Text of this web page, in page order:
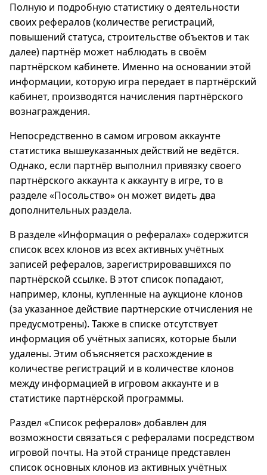
Полную и подробную статистику о деятельности
своих рефералов (количестве регистраций,
повышений статуса, строительстве объектов и так
далее) партнёр может наблюдать в своём
партнёрском кабинете. Именно на основании этой
информации, которую игра передает в партнёрский
кабинет, производятся начисления партнёрского
вознаграждения.
Непосредственно в самом игровом аккаунте
статистика вышеуказанных действий не ведётся.
Однако, если партнёр выполнил привязку своего
партнёрского аккаунта к аккаунту в игре, то в
разделе «Посольство» он может видеть два
дополнительных раздела.
В разделе «Информация о рефералах» содержится
список всех клонов из всех активных учётных
записей рефералов, зарегистрировавшихся по
партнёрской ссылке. В этот список попадают,
например, клоны, купленные на аукционе клонов
(за указанное действие партнерские отчисления не
предусмотрены). Также в списке отсутствует
информация об учётных записях, которые были
удалены. Этим объясняется расхождение в
количестве регистраций и в количестве клонов
между информацией в игровом аккаунте и в
статистике партнёрской программы.
Раздел «Список рефералов» добавлен для
возможности связаться с рефералами посредством
игровой почты. На этой странице представлен
список основных клонов из активных учётных